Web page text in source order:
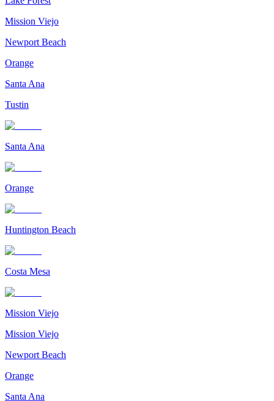
Mission Viejo
Newport Beach
Orange
Santa Ana
Tustin
Santa Ana
Orange
Huntington Beach
Costa Mesa
Mission Viejo
Mission Viejo
Newport Beach
Orange
Santa Ana